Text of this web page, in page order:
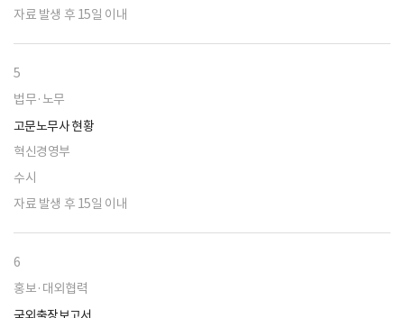
자료 발생 후 15일 이내
5
법무·노무
고문노무사 현황
혁신경영부
수시
자료 발생 후 15일 이내
6
홍보·대외협력